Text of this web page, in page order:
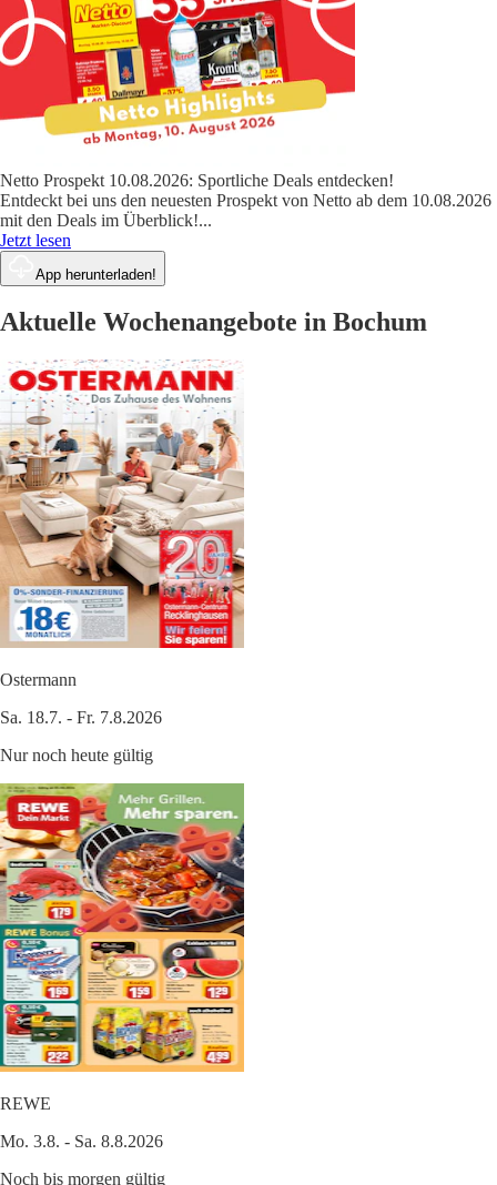
Netto Prospekt 10.08.2026: Sportliche Deals entdecken!
Entdeckt bei uns den neuesten Prospekt von Netto ab dem 10.08.2026
mit den Deals im Überblick!...
Jetzt lesen
App herunterladen!
Aktuelle Wochenangebote in Bochum
Ostermann
Sa. 18.7. - Fr. 7.8.2026
Nur noch heute gültig
REWE
Mo. 3.8. - Sa. 8.8.2026
Noch bis morgen gültig